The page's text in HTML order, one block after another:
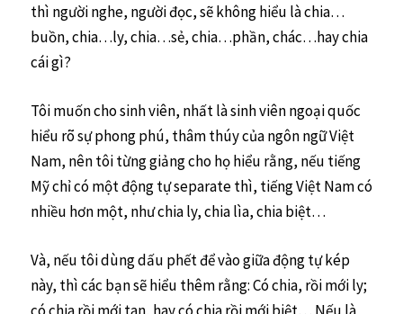
thì người nghe, người đọc, sẽ không hiểu là chia…
buồn, chia…ly, chia…sẻ, chia…phần, chác…hay chia
cái gì?
Tôi muốn cho sinh viên, nhất là sinh viên ngoại quốc
hiểu rõ sự phong phú, thâm thúy của ngôn ngữ Việt
Nam, nên tôi từng giảng cho họ hiểu rằng, nếu tiếng
Mỹ chỉ có một động tự separate thì, tiếng Việt Nam có
nhiều hơn một, như chia ly, chia lìa, chia biệt…
Và, nếu tôi dùng dấu phết để vào giữa động tự kép
này, thì các bạn sẽ hiểu thêm rằng: Có chia, rồi mới ly;